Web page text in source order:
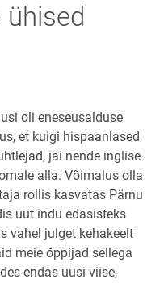
ühised
oli eneseusalduse
et kuigi hispaanlased
jäi nende inglise
alla. Võimalus olla
rollis kasvatas Pärnu
uut indu edasisteks
vahel julget kehakeelt
meie õppijad sellega
endas uusi viise,